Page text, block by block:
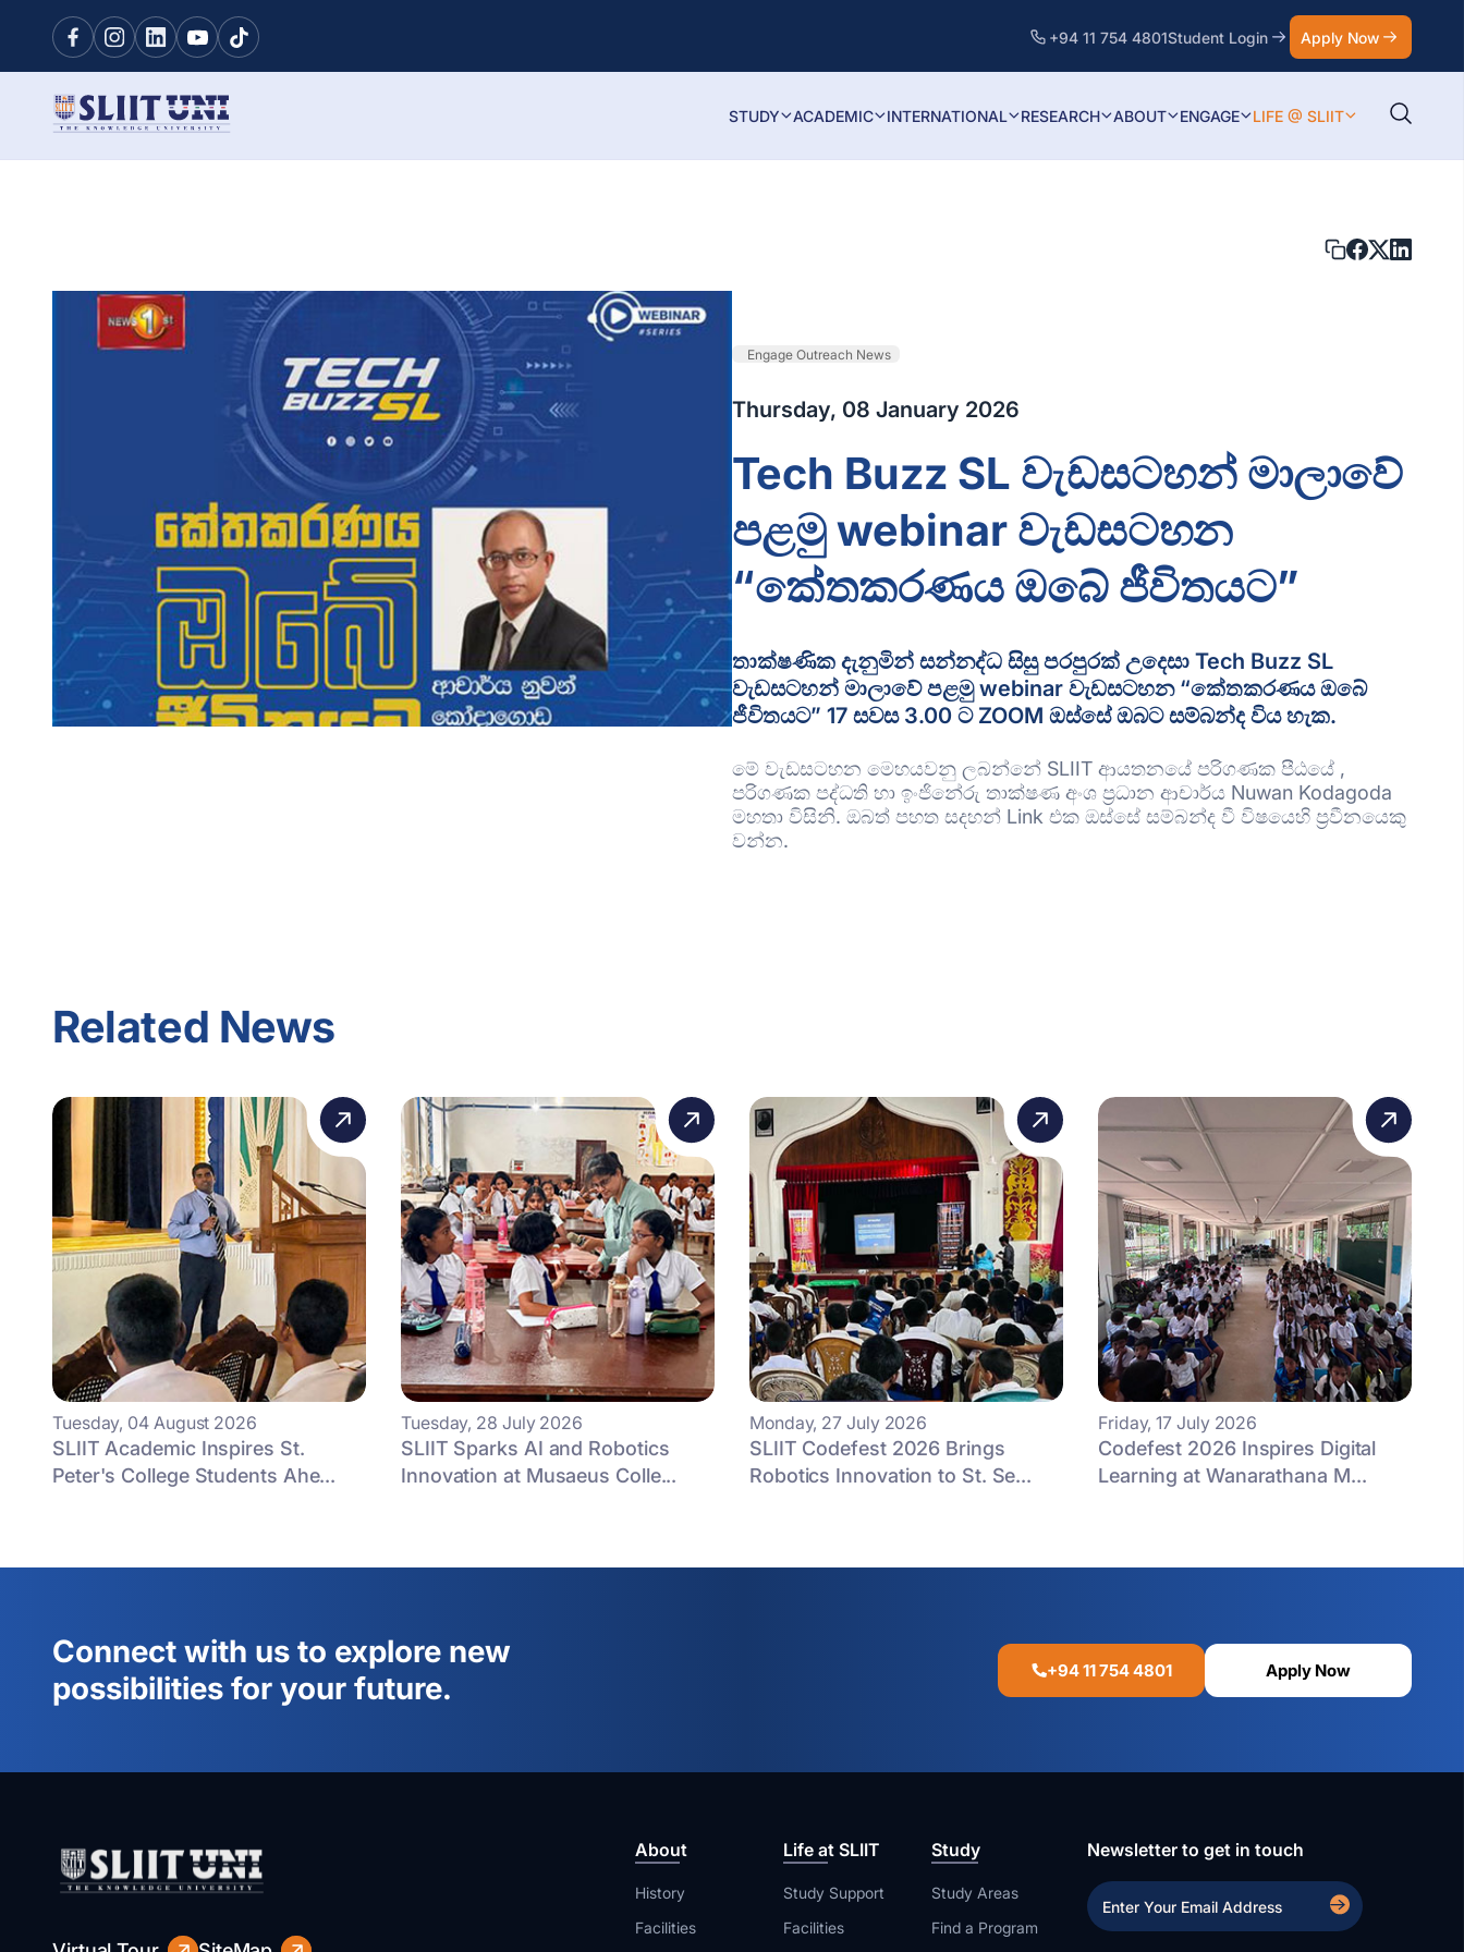
+94 11 754 4801Student Login Apply Now
STUDY ACADEMIC INTERNATIONAL RESEARCH ABOUT ENGAGE LIFE @ SLIIT
Engage Outreach News
Thursday, 08 January 2026
Tech Buzz SL වැඩසටහන් මාලාවේ
පළමු webinar වැඩසටහන
“කේතකරණය ඔබේ ජීවිතයට”
තාක්ෂණික දැනුමින් සන්නද්ධ සිසු පරපුරක් උදෙසා Tech Buzz SL
වැඩසටහන් මාලාවේ පළමු webinar වැඩසටහන “කේතකරණය ඔබේ
ජීවිතයට” 17 සවස 3.00 ට ZOOM ඔස්සේ ඔබට සම්බන්ද විය හැක.
මේ වැඩසටහන මෙහයවනු ලබන්නේ SLIIT ආයතනයේ පරිගණක පීඨයේ ,
පරිගණක පද්ධති හා ඉංජිනේරු තාක්ෂණ අංශ ප්‍රධාන ආචාර්ය Nuwan Kodagoda
මහතා විසිනි. ඔබත් පහත සදහන් Link එක ඔස්සේ සම්බන්ද වී විෂයෙහි ප්‍රවීනයෙකු
වන්න.
Related News
Tuesday, 04 August 2026
SLIIT Academic Inspires St.
Peter's College Students Ahe...
Tuesday, 28 July 2026
SLIIT Sparks AI and Robotics
Innovation at Musaeus Colle...
Monday, 27 July 2026
SLIIT Codefest 2026 Brings
Robotics Innovation to St. Se...
Friday, 17 July 2026
Codefest 2026 Inspires Digital
Learning at Wanarathana M...
Connect with us to explore new
possibilities for your future.
+94 11 754 4801 Apply Now
About
History
Facilities
Life at SLIIT
Study Support
Facilities
Study
Study Areas
Find a Program
Newsletter to get in touch